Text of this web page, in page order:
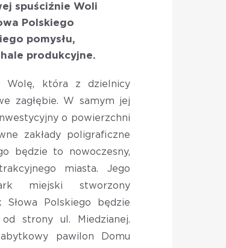
spuściźnie Woli
Polskiego
pomysłu,
produkcyjne.
Wolę, która z dzielnicy
zagłębie. W samym jej
o powierzchni
zakłady poligraficzne
będzie to nowoczesny,
miasta. Jego
miejski stworzony
Polskiego będzie
strony ul. Miedzianej.
pawilon Domu